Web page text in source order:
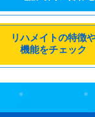
リハメイトの特徴
機能をチェック